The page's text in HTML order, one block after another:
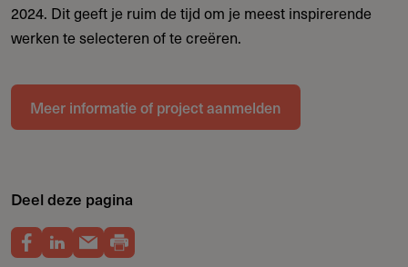
2024. Dit geeft je ruim de tijd om je meest inspirerende
werken te selecteren of te creëren.
Meer informatie of project aanmelden
Deel deze pagina